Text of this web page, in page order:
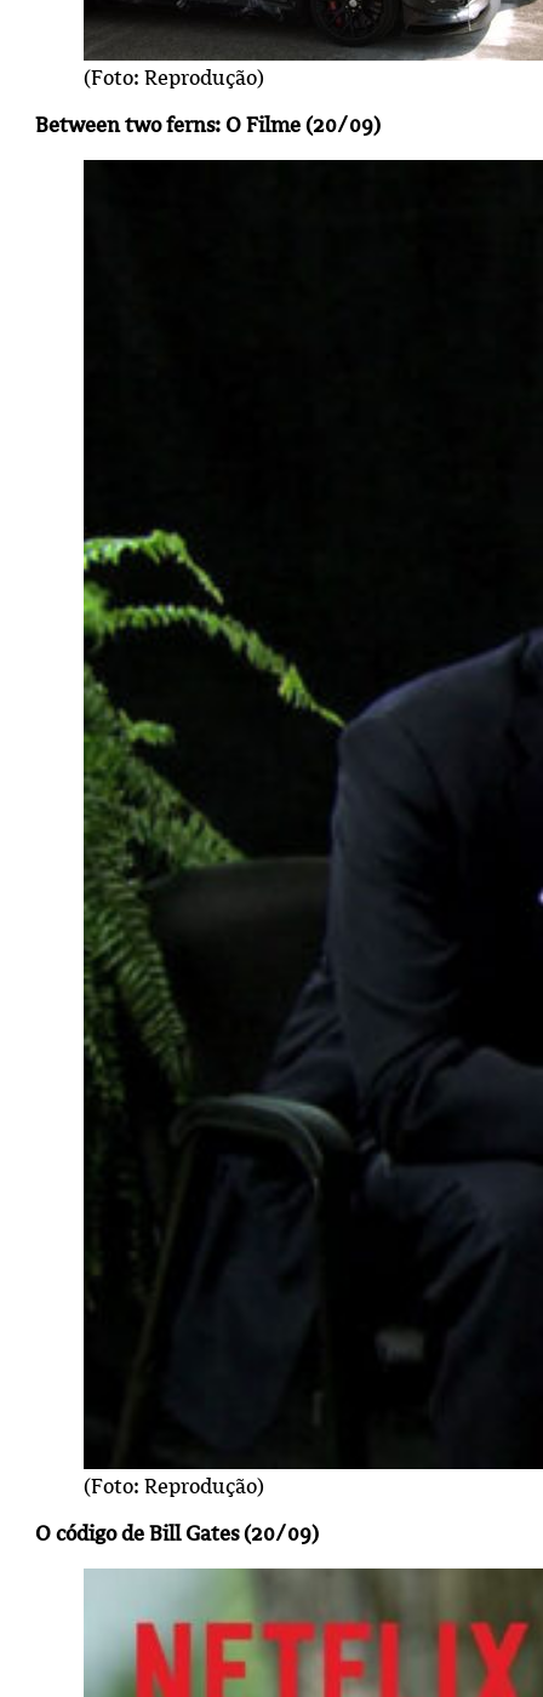
(Foto: Reprodução)
Between two ferns: O Filme (20/09)
(Foto: Reprodução)
O código de Bill Gates (20/09)